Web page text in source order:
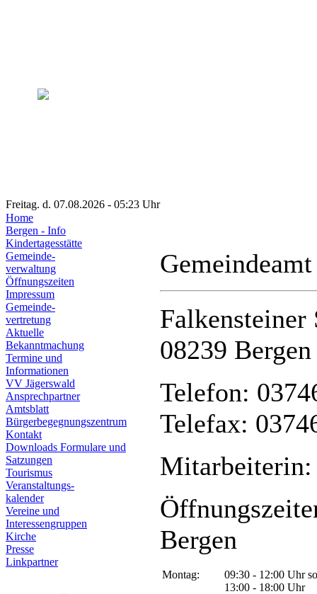
Freitag. d. 07.08.2026 - 05:23 Uhr
Home
Bergen - Info
Kindertagesstätte
Gemeinde-
verwaltung
Öffnungszeiten
Impressum
Gemeinde-
vertretung
Aktuelle
Bekanntmachung
Termine und
Informationen
VV Jägerswald
Ansprechpartner
Amtsblatt
Bürgerbegegnungszentrum
Kontakt
Downloads Formulare und
Satzungen
Tourismus
Veranstaltungs-
kalender
Vereine und
Interessen­gruppen
Kirche
Presse
Linkpartner
Falkensteiner
08239 Bergen
Telefon:
Telefax:
Mitarbeiterin:
Bergen
Montag:
09:30 - 12:00 Uhr
13:00 - 18:00 Uhr